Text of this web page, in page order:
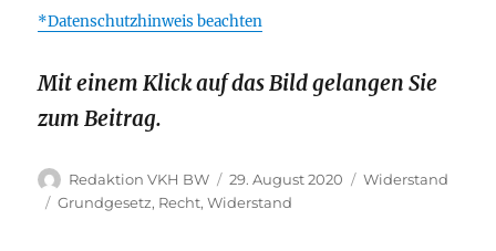
*Datenschutzhinweis beachten
Mit einem Klick auf das Bild gelangen Sie
zum Beitrag.
Autor
Redaktion VKH BW
Veröffentlicht
am
29. August 2020 Kategorien
Widerstand
Schlagwörter
Grundgesetz, Recht,Widerstand